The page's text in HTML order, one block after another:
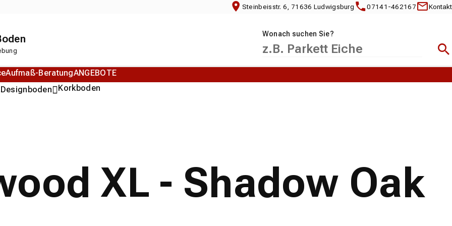
Steinbeisstr. 6, 71636 Ludwigsburg 07141-462167 Kontakt
Wonach suchen Sie?
Designboden Korkboden
Aufmaß-BeratungANGEBOTE
XL - Shadow Oak